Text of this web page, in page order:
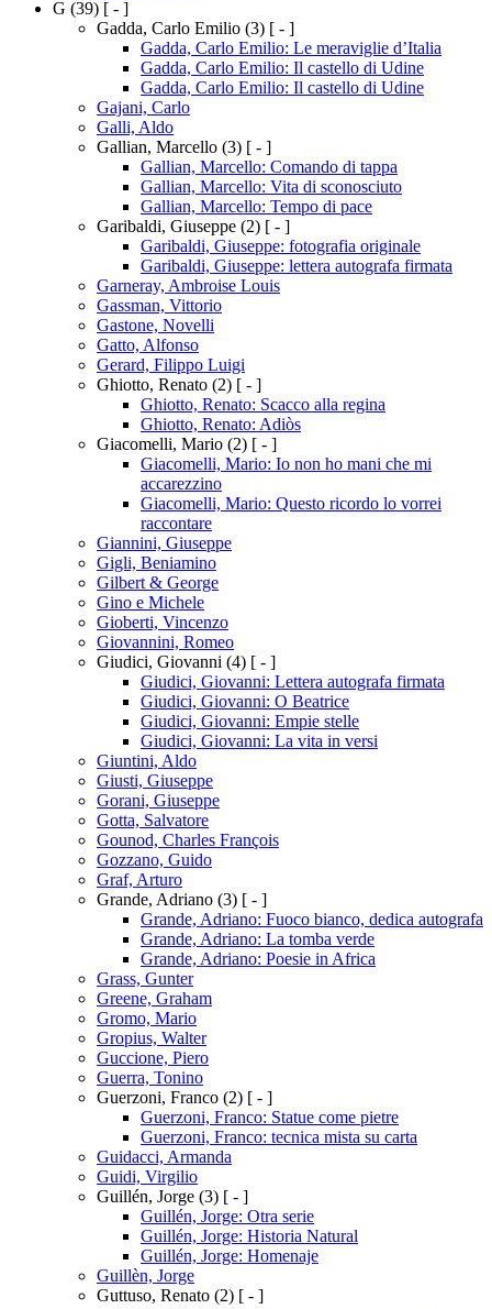
G (39) [ - ]
Gadda, Carlo Emilio (3) [ - ]
Gadda, Carlo Emilio: Le meraviglie d’Italia
Gadda, Carlo Emilio: Il castello di Udine
Gadda, Carlo Emilio: Il castello di Udine
Gajani, Carlo
Galli, Aldo
Gallian, Marcello (3) [ - ]
Gallian, Marcello: Comando di tappa
Gallian, Marcello: Vita di sconosciuto
Gallian, Marcello: Tempo di pace
Garibaldi, Giuseppe (2) [ - ]
Garibaldi, Giuseppe: fotografia originale
Garibaldi, Giuseppe: lettera autografa firmata
Garneray, Ambroise Louis
Gassman, Vittorio
Gastone, Novelli
Gatto, Alfonso
Gerard, Filippo Luigi
Ghiotto, Renato (2) [ - ]
Ghiotto, Renato: Scacco alla regina
Ghiotto, Renato: Adiòs
Giacomelli, Mario (2) [ - ]
Giacomelli, Mario: Io non ho mani che mi
accarezzino
Giacomelli, Mario: Questo ricordo lo vorrei
raccontare
Giannini, Giuseppe
Gigli, Beniamino
Gilbert & George
Gino e Michele
Gioberti, Vincenzo
Giovannini, Romeo
Giudici, Giovanni (4) [ - ]
Giudici, Giovanni: Lettera autografa firmata
Giudici, Giovanni: O Beatrice
Giudici, Giovanni: Empie stelle
Giudici, Giovanni: La vita in versi
Giuntini, Aldo
Giusti, Giuseppe
Gorani, Giuseppe
Gotta, Salvatore
Gounod, Charles François
Gozzano, Guido
Graf, Arturo
Grande, Adriano (3) [ - ]
Grande, Adriano: Fuoco bianco, dedica autografa
Grande, Adriano: La tomba verde
Grande, Adriano: Poesie in Africa
Grass, Gunter
Greene, Graham
Gromo, Mario
Gropius, Walter
Guccione, Piero
Guerra, Tonino
Guerzoni, Franco (2) [ - ]
Guerzoni, Franco: Statue come pietre
Guerzoni, Franco: tecnica mista su carta
Guidacci, Armanda
Guidi, Virgilio
Guillén, Jorge (3) [ - ]
Guillén, Jorge: Otra serie
Guillén, Jorge: Historia Natural
Guillén, Jorge: Homenaje
Guillèn, Jorge
Guttuso, Renato (2) [ - ]